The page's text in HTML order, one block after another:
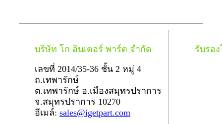
บริษัท โก อินเตอร์ พาร์ต จำกัด
เลขที่ 2014/35-36 ชั้น 2 หมู่ 4
ถ.เทพารักษ์
ต.เทพารักษ์ อ.เมืองสมุทรปราการ
จ.สมุทรปราการ 10270
อีเมล์: sales@igetpart.com
รับรอ